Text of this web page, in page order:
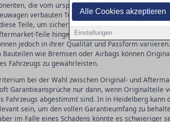
Alle Cookies akzeptieren
Einstellungen
die vom ursprünglichen Fahrzeughersteller
verbauten Teile bieten. In in Heidelberg
Teile, um sicherzustellen, dass die
Teile hingegen werden von
jedoch in ihrer Qualität und Passform
wie Bremsen oder Airbags können
Fahrzeugs zu gewährleisten.
bei der Wahl zwischen Original- und
Garantieansprüche nur dann, wenn Originalteile
Fahrzeugs abgestimmt sind. In in Heidelberg kann
sein, um den vollen Garantieumfang zu
im Falle eines Schadens könnte es schwieriger